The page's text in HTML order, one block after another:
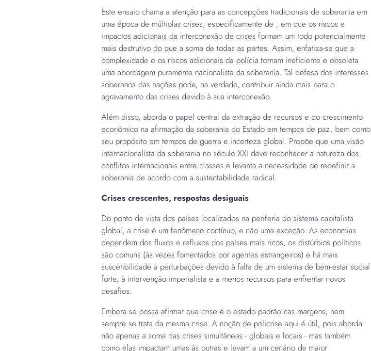
Este ensaio chama a atenção para as concepções tradicionais de soberania em
uma época de múltiplas crises, especificamente de , em que os riscos e
impactos adicionais da interconexão de crises formam um todo potencialmente
mais destrutivo do que a soma de todas as partes. Assim, enfatiza-se que a
complexidade e os riscos adicionais da polícia tornam ineficiente e obsoleta
uma abordagem puramente nacionalista da soberania. Tal defesa dos interesses
soberanos das nações pode, na verdade, contribuir ainda mais para o
agravamento das crises devido à sua interconexão.
Além disso, aborda o papel central da extração de recursos e do crescimento
econômico na afirmação da soberania do Estado em tempos de paz, bem como
seu propósito em tempos de guerra e incerteza global. Propõe que uma visão
internacionalista da soberania no século XXI deve reconhecer a natureza dos
conflitos internacionais entre classes e levanta a necessidade de redefinir a
soberania de acordo com a sustentabilidade radical.
Crises crescentes, respostas desiguais
Do ponto de vista dos países localizados na periferia do sistema capitalista
global, a crise é um fenômeno contínuo, e não uma exceção. As economias
dependem dos fluxos e refluxos dos países mais ricos, os distúrbios políticos
são comuns (às vezes fomentados por agentes estrangeiros) e há mais
suscetibilidade a perturbações devido à falta de um sistema de bem-estar social
forte, à intervenção imperialista e a menos recursos para enfrentar novos
desafios.
Embora se possa afirmar que crise é o estado padrão nas margens, nem
sempre se trata da mesma crise. A noção de policrise aqui é útil, pois aborda
não apenas a soma das crises simultâneas - globais e locais - mas também
como elas impactam umas às outras e levam a um cenário de maior